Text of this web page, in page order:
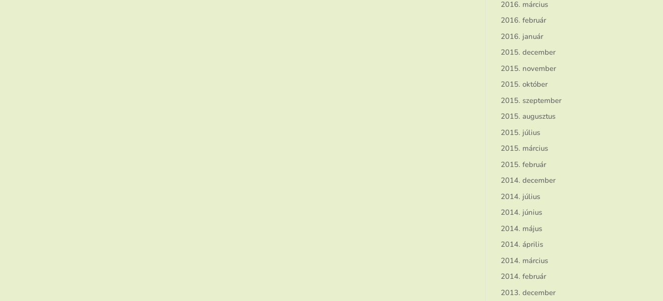
2016. március
2016. február
2016. január
2015. december
2015. november
2015. október
2015. szeptember
2015. augusztus
2015. július
2015. március
2015. február
2014. december
2014. július
2014. június
2014. május
2014. április
2014. március
2014. február
2013. december